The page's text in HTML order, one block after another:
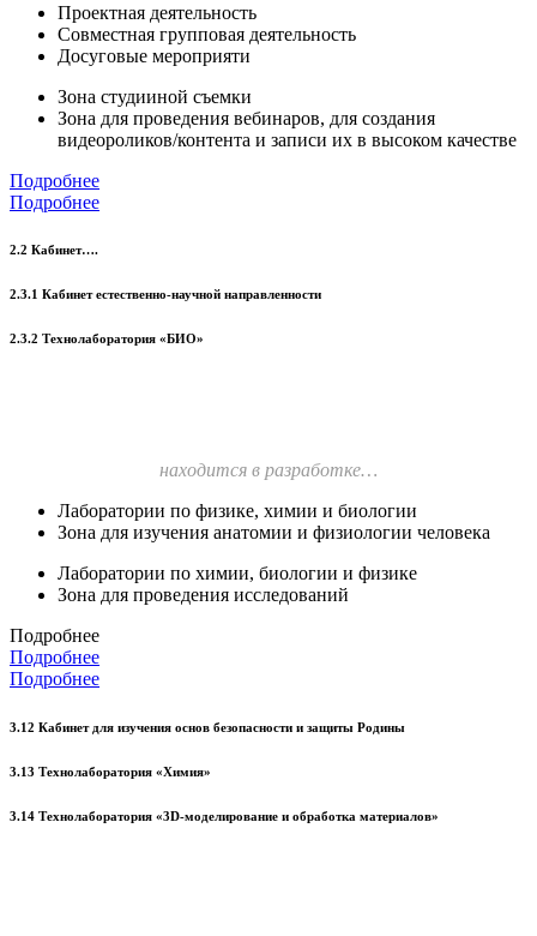
Проектная деятельность
Совместная групповая деятельность
Досуговые мероприяти
Зона студииной съемки
Зона для проведения вебинаров, для создания
видеороликов/контента и записи их в высоком качестве
Подробнее
Подробнее
2.2 Кабинет….
2.3.1 Кабинет естественно-научной направленности
2.3.2 Технолаборатория «БИО»
находится в разработке…
Лаборатории по физике, химии и биологии
Зона для изучения анатомии и физиологии человека
Лаборатории по химии, биологии и физике
Зона для проведения исследований
Подробнее
Подробнее
Подробнее
3.12 Кабинет для изучения основ безопасности и защиты Родины
3.13 Технолаборатория «Химия»
3.14 Технолаборатория «3D-моделирование и обработка материалов»